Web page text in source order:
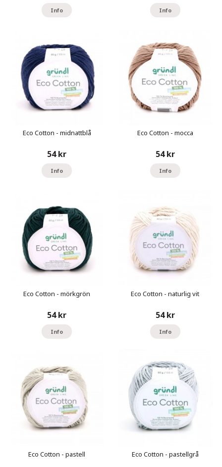
Info Info
Eco Cotton - midnattblå
54 kr
Info
Eco Cotton - mocca
54 kr
Info
Eco Cotton - mörkgrön
54 kr
Info
Eco Cotton - naturlig vit
54 kr
Info
Eco Cotton - pastell Eco Cotton - pastellgrå